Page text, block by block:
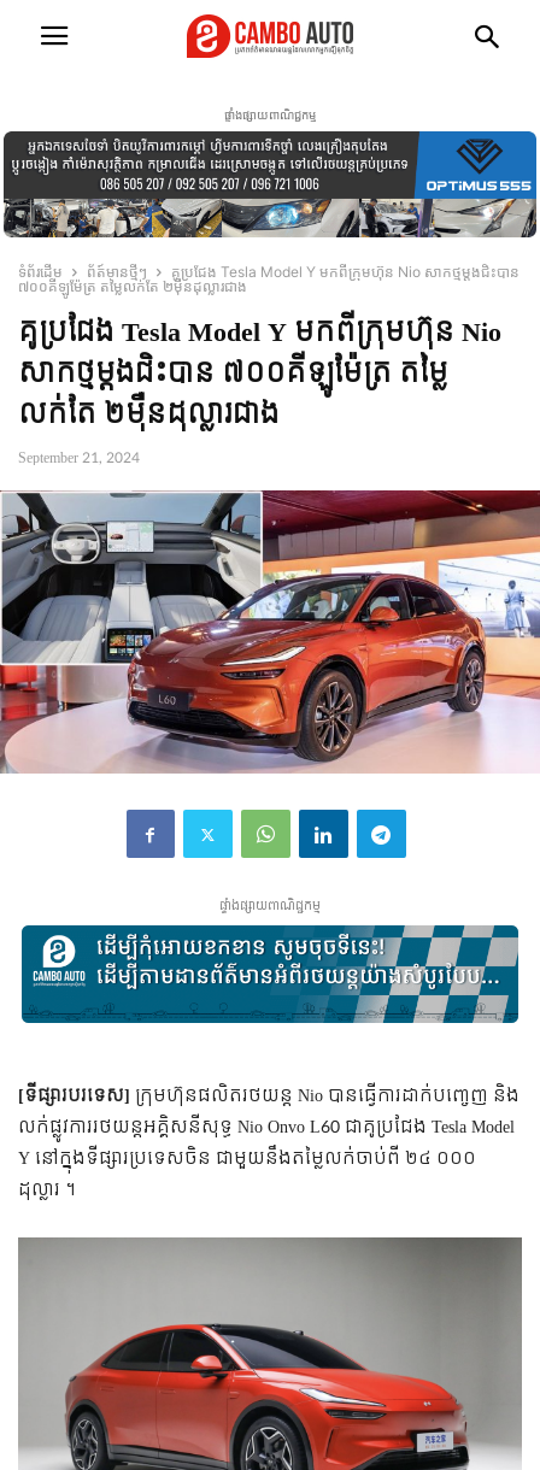
ផ្ទាំងផ្សាយពាណិជ្ជកម្ម
ទំព័រដើម ព័ត៍មានថ្មីៗ
គូប្រជែង Tesla Model Y មកពីក្រុមហ៊ុន Nio សាកថ្មម្តងជិះបាន
៧០០គីឡូម៉ែត្រ តម្លៃលក់តែ ២មុឺនដុល្លារជាង
គូប្រជែង Tesla Model Y មកពីក្រុមហ៊ុន Nio
សាកថ្មម្តងជិះបាន ៧០០គីឡូម៉ែត្រ តម្លៃ
លក់តែ ២មុឺនដុល្លារជាង
September 21, 2024
ផ្ទាំងផ្សាយពាណិជ្ជកម្ម
[ទីផ្សារបរទេស] ក្រុមហ៊ុនផលិតរថយន្ត Nio បានធ្វើការដាក់បញ្ចេញ និង
លក់ផ្លូវការរថយន្តអគ្គិសនីសុទ្ធ Nio Onvo L60 ជាគូប្រជែង Tesla Model
Y នៅក្នុងទីផ្សារប្រទេសចិន ជាមួយនឹងតម្លៃលក់ចាប់ពី ២៤ ០០០
ដុល្លារ ។